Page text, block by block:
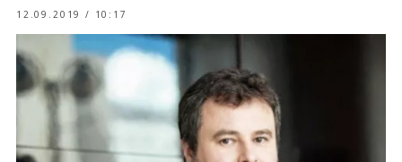
12.09.2019 / 10:17